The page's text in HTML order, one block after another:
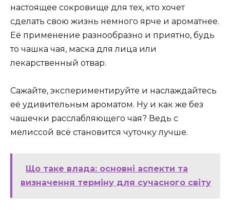
настоящее сокровище для тех, кто хочет
сделать свою жизнь немного ярче и ароматнее.
Её применение разнообразно и приятно, будь
то чашка чая, маска для лица или
лекарственный отвар.
Сажайте, экспериментируйте и наслаждайтесь
её удивительным ароматом. Ну и как же без
чашечки расслабляющего чая? Ведь с
мелиссой всё становится чуточку лучше.
Що таке влада: основні аспекти та
визначення терміну для сучасного світу